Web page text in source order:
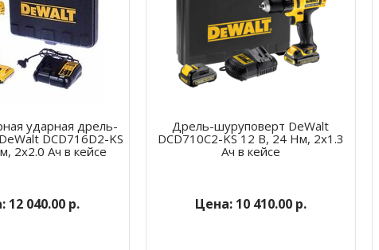
ударная дрель-
DCD716D2-KS
2х2.0 Ач в кейсе
12 040.00 р.
Дрель-шуруповерт DeWalt
DCD710C2-KS 12 В, 24 Нм, 2x1.3
Ач в кейсе
10 410.00 р.